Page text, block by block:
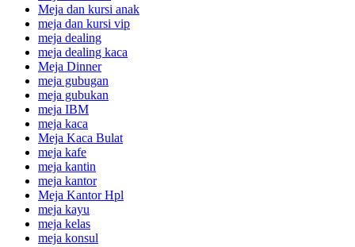
Meja dan kursi anak
meja dan kursi vip
meja dealing
meja dealing kaca
Meja Dinner
meja gubugan
meja gubukan
meja IBM
meja kaca
Meja Kaca Bulat
meja kafe
meja kantin
meja kantor
Meja Kantor Hpl
meja kayu
meja kelas
meja konsul